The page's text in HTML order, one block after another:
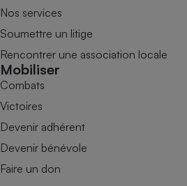
Nos services
Soumettre un litige
Rencontrer une association locale
Mobiliser
Combats
Victoires
Devenir adhérent
Devenir bénévole
Faire un don